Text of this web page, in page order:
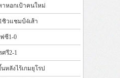
าหอกเป้าคนใหม่
ซิวแชมป์4เส้า
ซี1-0
รี2-1
หลังไร้เกมยุโรป